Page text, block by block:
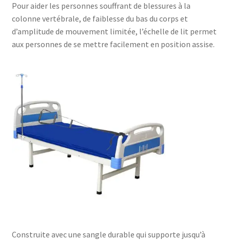
Pour aider les personnes souffrant de blessures à la
colonne vertébrale, de faiblesse du bas du corps et
d’amplitude de mouvement limitée, l’échelle de lit permet
aux personnes de se mettre facilement en position assise.
Construite avec une sangle durable qui supporte jusqu’à